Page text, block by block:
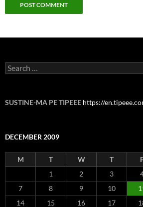
Search
for:
SUSTINE-MA PE TIPEEE https://
DECEMBER 2009
M T W T
1
2 3
7
8 9 10
14
15 16 17